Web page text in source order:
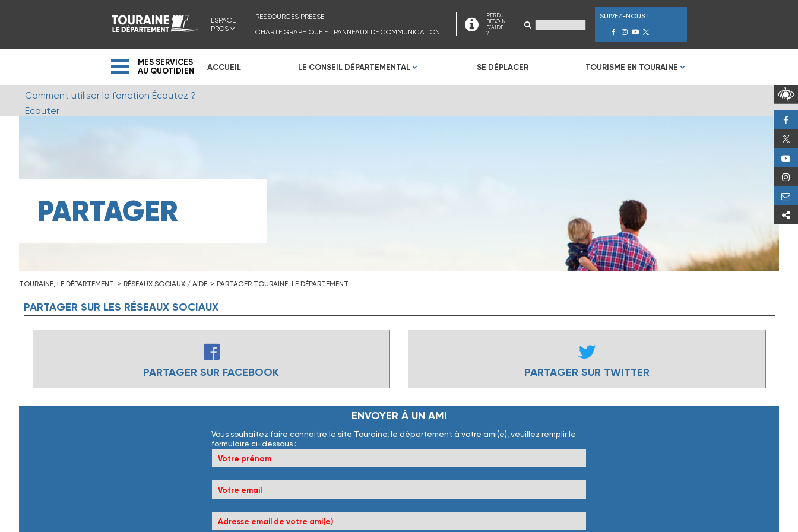
ESPACE
PROS
RESSOURCES PRESSE
CHARTE GRAPHIQUE ET PANNEAUX DE COMMUNICATION
PERDU
BESOIN
D'AIDE
?
SUIVEZ-NOUS !
MES SERVICES
AU QUOTIDIEN
ACCUEIL LE CONSEIL DÉPARTEMENTAL SE DÉPLACER TOURISME EN TOURAINE
Comment utiliser la fonction Écoutez ?
Ecouter
PARTAGER
TOURAINE, LE DÉPARTEMENT RÉSEAUX SOCIAUX / AIDE PARTAGER TOURAINE, LE DÉPARTEMENT
PARTAGER SUR LES RÉSEAUX SOCIAUX
PARTAGER SUR FACEBOOK PARTAGER SUR TWITTER
ENVOYER À UN AMI
Vous souhaitez faire connaitre le site Touraine, le département à votre ami(e), veuillez remplir le
formulaire ci-dessous :